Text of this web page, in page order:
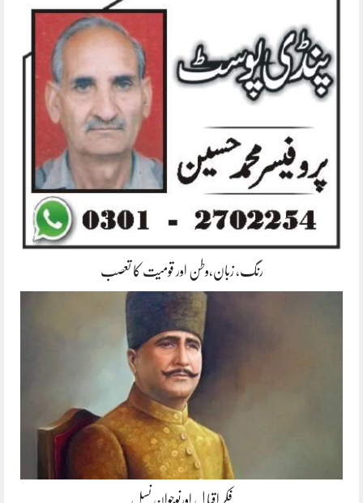
رنگ، زبان،وطن اور قومیت کا تعصب
فکر اقبا ل اورنوجوان نسل